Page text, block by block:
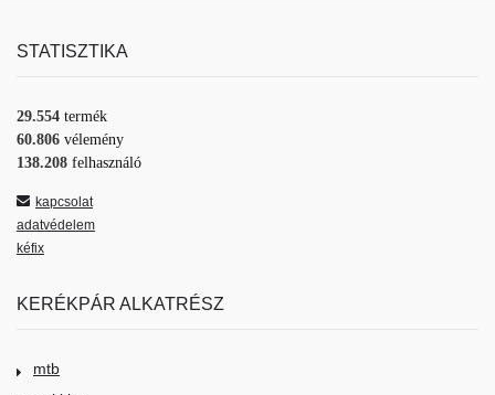
STATISZTIKA
29.554 termék
60.806 vélemény
138.208 felhasználó
kapcsolat
adatvédelem
kéfix
KERÉKPÁR ALKATRÉSZ
mtb